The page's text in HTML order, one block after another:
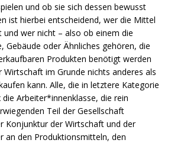
und ob sie sich dessen bewusst
ist hierbei entscheidend, wer die Mittel
und wer nicht – also ob einem die
Gebäude oder Ähnliches gehören, die
Produkten benötigt werden
im Grunde nichts anderes als
kann. Alle, die in letztere Kategorie
Arbeiter*innenklasse, die rein
Teil der Gesellschaft
Konjunktur der Wirtschaft und der
an den Produktionsmitteln, den